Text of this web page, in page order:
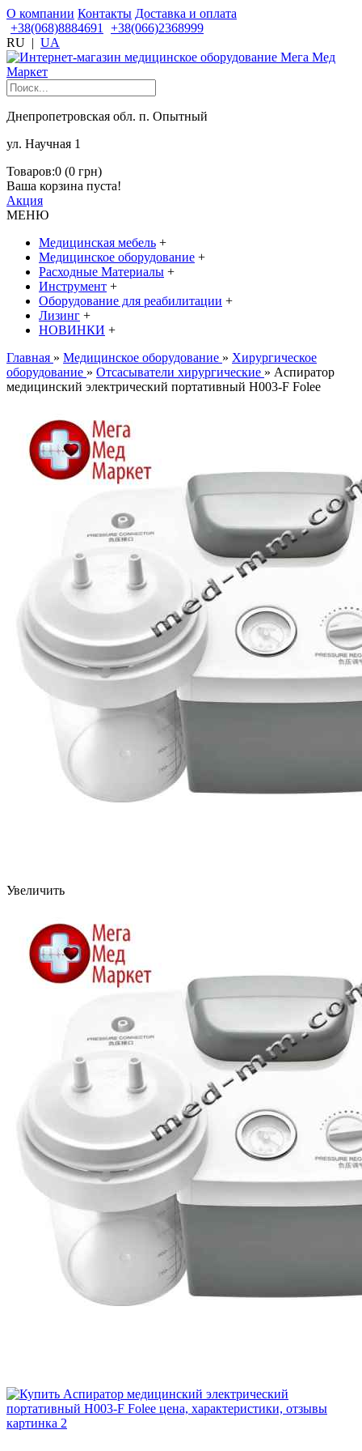
О компании Контакты Доставка и оплата
+38(068)8884691
+38(066)2368999
RU | UA
Днепропетровская обл. п. Опытный
ул. Научная 1
Товаров:0 (0 грн)
Ваша корзина пуста!
Акция
МЕНЮ
Медицинская мебель +
Медицинское оборудование +
Расходные Материалы +
Инструмент +
Оборудование для реабилитации +
Лизинг +
НОВИНКИ +
Главная » Медицинское оборудование » Хирургическое
оборудование » Отсасыватели хирургические » Аспиратор
медицинский электрический портативный H003-F Folee
Увеличить